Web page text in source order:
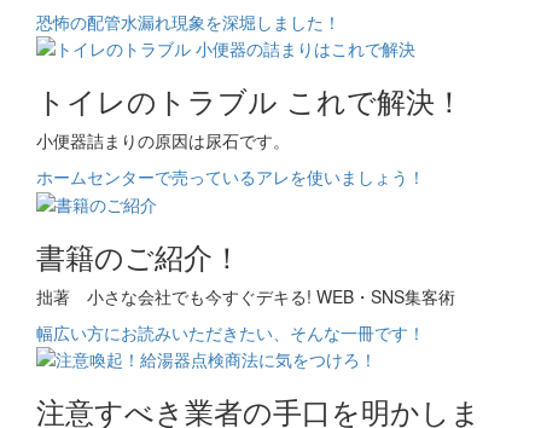
恐怖の配管水漏れ現象を深堀しました！
トイレのトラブル これで解決！
小便器詰まりの原因は尿石です。
ホームセンターで売っているアレを使いましょう！
書籍のご紹介！
拙著 小さな会社でも今すぐデキる! WEB・SNS集客術
幅広い方にお読みいただきたい、そんな一冊です！
注意すべき業者の手口を明かしま